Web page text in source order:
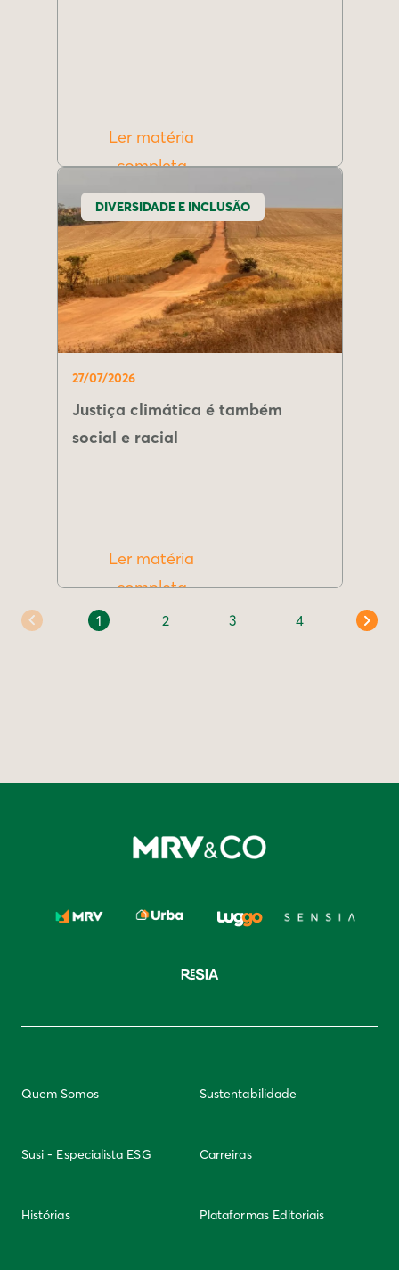
Ler matéria
completa
DIVERSIDADE E INCLUSÃO
27/07/2026
Justiça climática é também
social e racial
Ler matéria
completa
1 2 3 4
Quem Somos Sustentabilidade
Susi - Especialista ESG Carreiras
Histórias Plataformas Editoriais
Newsletter Integridade